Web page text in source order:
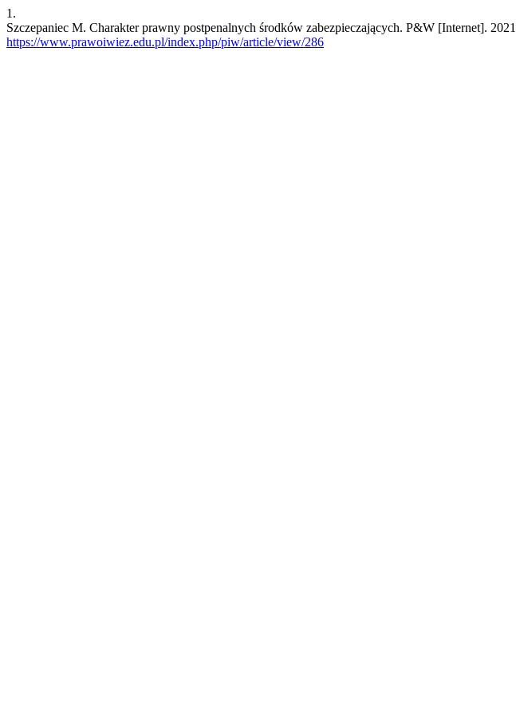
1.
Szczepaniec M. Charakter prawny postpenalnych środków zabezpieczających. P&W [Internet].
https://www.prawoiwiez.edu.pl/index.php/piw/article/view/286